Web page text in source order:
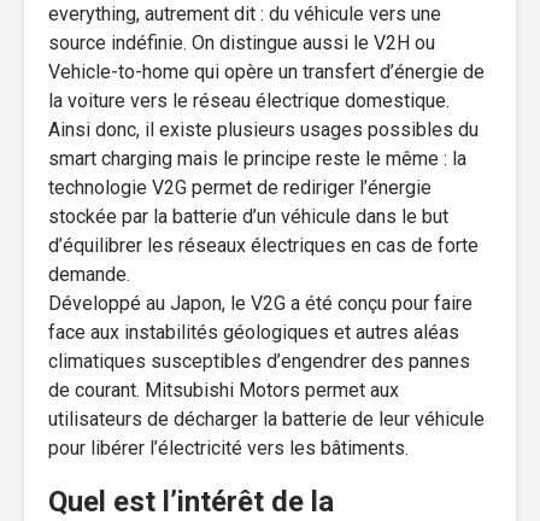
everything, autrement dit : du véhicule vers une
source indéfinie. On distingue aussi le V2H ou
Vehicle-to-home qui opère un transfert d’énergie de
la voiture vers le réseau électrique domestique.
Ainsi donc, il existe plusieurs usages possibles du
smart charging mais le principe reste le même : la
technologie V2G permet de rediriger l’énergie
stockée par la batterie d’un véhicule dans le but
d’équilibrer les réseaux électriques en cas de forte
demande.
Développé au Japon, le V2G a été conçu pour faire
face aux instabilités géologiques et autres aléas
climatiques susceptibles d’engendrer des pannes
de courant. Mitsubishi Motors permet aux
utilisateurs de décharger la batterie de leur véhicule
pour libérer l’électricité vers les bâtiments.
Quel est l’intérêt de la